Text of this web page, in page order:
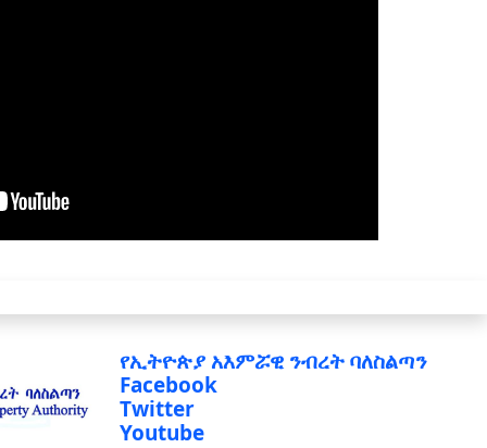
የኢትዮጵያ አእምሯዊ ንብረት ባለስልጣን
Facebook
Twitter
Youtube